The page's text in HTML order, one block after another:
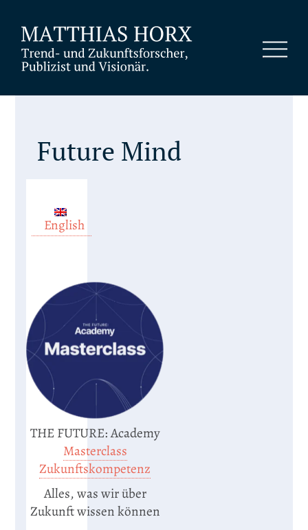
Future Mind
English
THE FUTURE: Academy
Masterclass
Zukunftskompetenz
Alles, was wir über
Zukunft wissen können